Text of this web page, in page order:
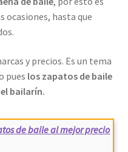
hasta que
y precios. Es un tema
pues los zapatos de baile
bailarín.
de baile al mejor precio